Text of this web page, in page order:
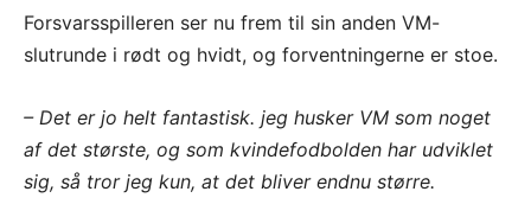
Forsvarsspilleren ser nu frem til sin anden VM-
slutrunde i rødt og hvidt, og forventningerne er stoe.
– Det er jo helt fantastisk. jeg husker VM som noget
af det største, og som kvindefodbolden har udviklet
sig, så tror jeg kun, at det bliver endnu større.